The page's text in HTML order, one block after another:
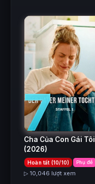
7
Cha Của Con Gái Tôi
(2026)
Hoàn tất (10/10) Phụ đề
▷ 10,046 lượt xem